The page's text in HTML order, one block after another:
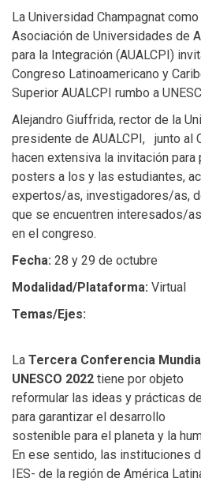
La Universidad Champagnat
Asociación de Universidades de
para la Integración (AUALCPI)
Congreso Latinoamericano y
Superior AUALCPI rumbo a
Alejandro Giuffrida, rector de la
presidente de AUALCPI, junto al
hacen extensiva la invitación
posters a los y las estudiantes,
expertos/as, investigadores/as,
que se encuentren interesados/
en el congreso.
Fecha: 28 y 29 de octubre
Modalidad/Plataforma: Virtual
Temas/Ejes:
La Tercera Conferencia
UNESCO 2022 tiene por objeto
reformular las ideas y prácticas
para garantizar el desarrollo
sostenible para el planeta y la
En ese sentido, las instituciones
IES- de la región de América